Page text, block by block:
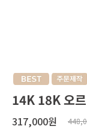
14K 18K 오
317,000원